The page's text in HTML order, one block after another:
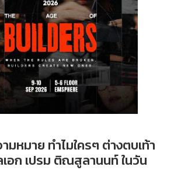
มหมาย ทำไมใครๆ ต่างตบเท้า
อก เปรม ติณสูลานนท์ ในวัน